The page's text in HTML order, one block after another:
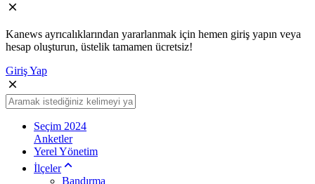
Kanews ayrıcalıklarından yararlanmak için hemen giriş yapın veya
hesap oluşturun, üstelik tamamen ücretsiz!
Giriş Yap
Seçim 2024
Anketler
Yerel Yönetim
İlçeler
Bandırma